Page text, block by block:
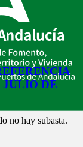
JULIO DE
no hay subasta.